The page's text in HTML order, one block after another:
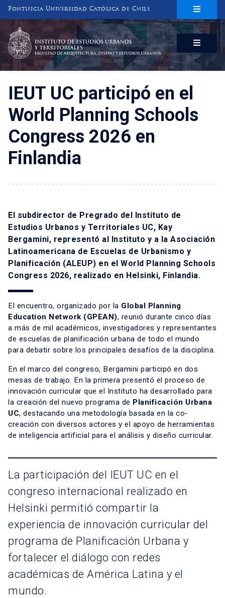
Pontificia Universidad Católica de Chile
INSTITUTO DE ESTUDIOS URBANOS
Y TERRITORIALES
FACULTAD DE ARQUITECTURA, DISEÑO Y ESTUDIOS URBANOS
IEUT UC participó en el
World Planning Schools
Congress 2026 en
Finlandia
El subdirector de Pregrado del Instituto de
Estudios Urbanos y Territoriales UC, Kay
Bergamini, representó al Instituto y a la Asociación
Latinoamericana de Escuelas de Urbanismo y
Planificación (ALEUP) en el World Planning Schools
Congress 2026, realizado en Helsinki, Finlandia.
El encuentro, organizado por la Global Planning
Education Network (GPEAN), reunió durante cinco días
a más de mil académicos, investigadores y representantes
de escuelas de planificación urbana de todo el mundo
para debatir sobre los principales desafíos de la disciplina.
En el marco del congreso, Bergamini participó en dos
mesas de trabajo. En la primera presentó el proceso de
innovación curricular que el Instituto ha desarrollado para
la creación del nuevo programa de Planificación Urbana
UC, destacando una metodología basada en la co-
creación con diversos actores y el apoyo de herramientas
de inteligencia artificial para el análisis y diseño curricular.
La participación del IEUT UC en el
congreso internacional realizado en
Helsinki permitió compartir la
experiencia de innovación curricular del
programa de Planificación Urbana y
fortalecer el diálogo con redes
académicas de América Latina y el
mundo.